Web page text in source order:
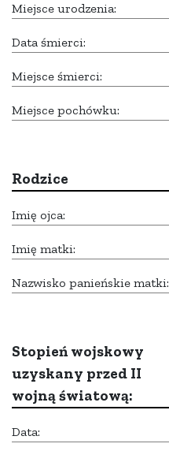
Miejsce urodzenia:
Data śmierci:
Miejsce śmierci:
Miejsce pochówku:
Rodzice
Imię ojca:
Imię matki:
Nazwisko panieńskie matki:
Stopień wojskowy
uzyskany przed II
wojną światową:
Data: